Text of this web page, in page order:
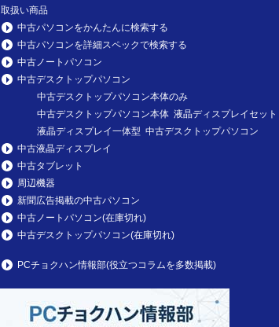
取扱い商品
中古パソコンをかんたんに検索する
中古パソコンを詳細スペックで検索する
中古ノートパソコン
中古デスクトップパソコン
中古デスクトップパソコン本体のみ
中古デスクトップパソコン本体 液晶ディスプレイセット
液晶ディスプレイ一体型 中古デスクトップパソコン
中古液晶ディスプレイ
中古タブレット
周辺機器
新聞広告掲載の中古パソコン
中古ノートパソコン(在庫切れ)
中古デスクトップパソコン(在庫切れ)
PCチョクハン情報部(役立つコラムを多数掲載)